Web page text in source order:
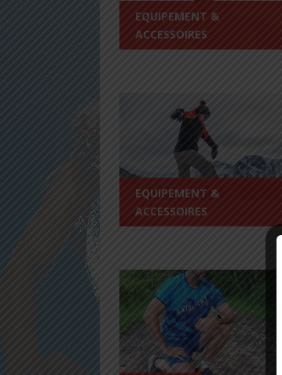
EQUIPEMENT &
ACCESSOIRES
EQUIPEMENT &
ACCESSOIRES